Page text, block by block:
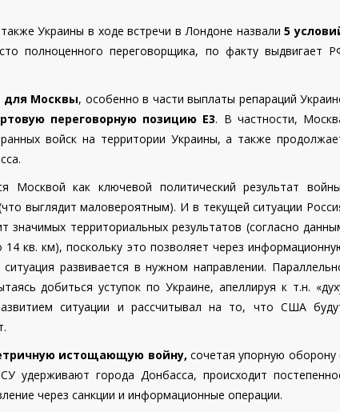
Украины в ходе встречи в Лондоне назвали5
полноценного переговорщика, по факту выдвигает
для Москвы, особенно в части выплаты репараций
переговорную позицию Е3. В частности,
войск на территории Украины, а также
Москвой как ключевой политический результат
выглядит маловероятным). И в текущей ситуации
территориальных результатов (согласно
кв. км), поскольку это позволяет через
развивается в нужном направлении.
добиться уступок по Украине, апеллируя к т.н.
ситуации и рассчитывал на то, что США
истощающую войну, сочетая упорную оборону
удерживают города Донбасса, происходит
через санкции и информационные операции.